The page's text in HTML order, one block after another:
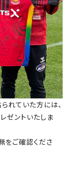
れていた方には、
ゼントいたしま
をご確認くださ